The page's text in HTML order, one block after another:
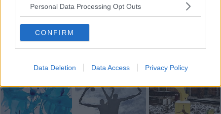
Personal Data Processing Opt Outs
CONFIRM
Data Deletion Data Access Privacy Policy
Se vuoi leggere le notizie principali della Toscana iscriviti alla
Newsletter QUInews - ToscanaMedia.Arriva gratis tutti i giorni
alle 20:00 direttamente nella tua casella di posta.
Basta cliccareQUI